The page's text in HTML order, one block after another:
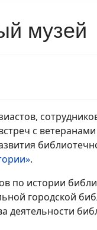
музей
с
.
по истории
городской
деятельности